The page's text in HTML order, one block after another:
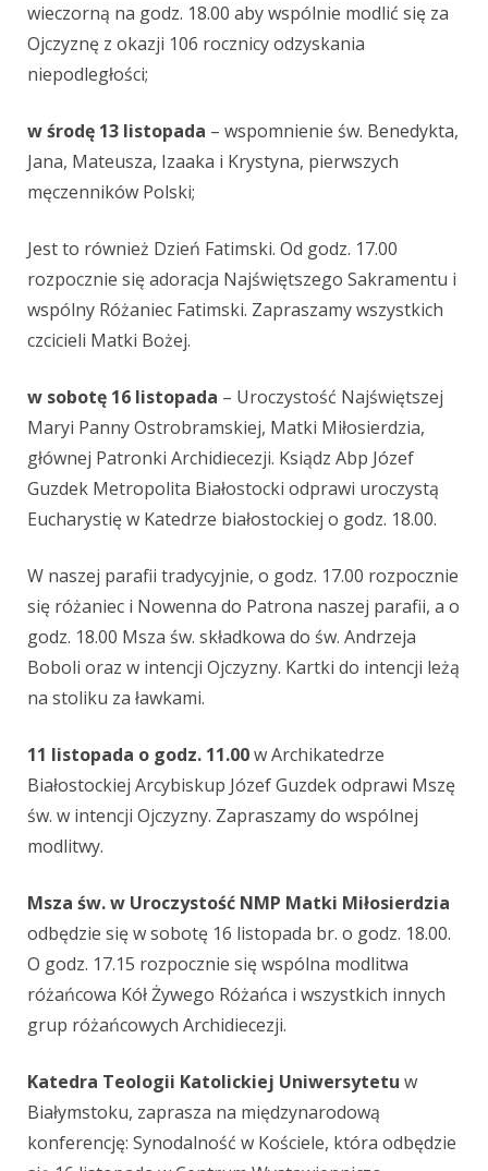
wieczorną na godz. 18.00 aby wspólnie modlić się za
Ojczyznę z okazji 106 rocznicy odzyskania
niepodległości;
w środę 13 listopada – wspomnienie św. Benedykta,
Jana, Mateusza, Izaaka i Krystyna, pierwszych
męczenników Polski;
Jest to również Dzień Fatimski. Od godz. 17.00
rozpocznie się adoracja Najświętszego Sakramentu i
wspólny Różaniec Fatimski. Zapraszamy wszystkich
czcicieli Matki Bożej.
w sobotę 16 listopada – Uroczystość Najświętszej
Maryi Panny Ostrobramskiej, Matki Miłosierdzia,
głównej Patronki Archidiecezji. Ksiądz Abp Józef
Guzdek Metropolita Białostocki odprawi uroczystą
Eucharystię w Katedrze białostockiej o godz. 18.00.
W naszej parafii tradycyjnie, o godz. 17.00 rozpocznie
się różaniec i Nowenna do Patrona naszej parafii, a o
godz. 18.00 Msza św. składkowa do św. Andrzeja
Boboli oraz w intencji Ojczyzny. Kartki do intencji leżą
na stoliku za ławkami.
11 listopada o godz. 11.00w Archikatedrze
Białostockiej Arcybiskup Józef Guzdek odprawi Mszę
św. w intencji Ojczyzny. Zapraszamy do wspólnej
modlitwy.
Msza św. w Uroczystość NMP Matki Miłosierdzia
odbędzie się w sobotę 16 listopada br. o godz. 18.00.
O godz. 17.15 rozpocznie się wspólna modlitwa
różańcowa Kół Żywego Różańca i wszystkich innych
grup różańcowych Archidiecezji.
Katedra Teologii Katolickiej Uniwersytetu w
Białymstoku, zaprasza na międzynarodową
konferencję: Synodalność w Kościele, która odbędzie